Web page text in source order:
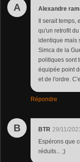
A Alexandre
Il serait
qu'un retrofit
identique mais
Simca de la
politiques sont
équipée point
et de l'ordre.
Répondre
B BTR 29/11/
Espérons que
réduits... ;)